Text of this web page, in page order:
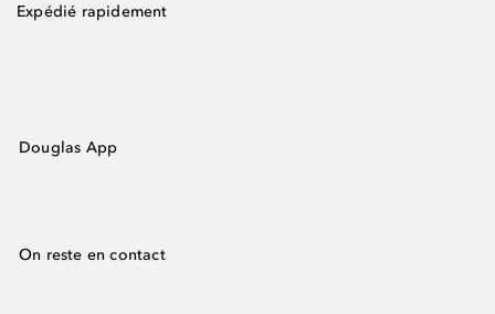
Expédié rapidement
Douglas App
On reste en contact